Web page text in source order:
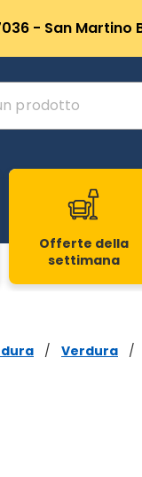
- San Martino
Offerte della
settimana
/ Verdura /